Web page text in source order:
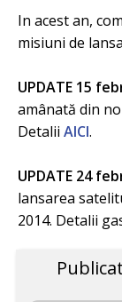
In acest an,
misiuni de
UPDATE 15
amânată din
Detalii AICI.
UPDATE 24
lansarea
2014. Detalii